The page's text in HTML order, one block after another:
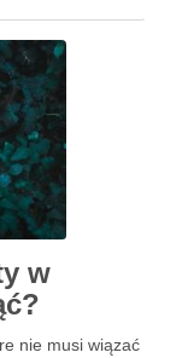
w
nie musi wiązać